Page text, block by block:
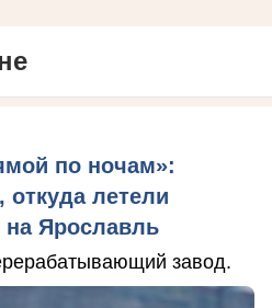
по ночам»:
откуда летели
на Ярославль
завод.